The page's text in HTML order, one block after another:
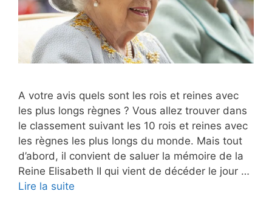
A votre avis quels sont les rois et reines avec
les plus longs règnes ? Vous allez trouver dans
le classement suivant les 10 rois et reines avec
les règnes les plus longs du monde. Mais tout
d’abord, il convient de saluer la mémoire de la
Reine Elisabeth II qui vient de décéder le jour …
Lire la suite